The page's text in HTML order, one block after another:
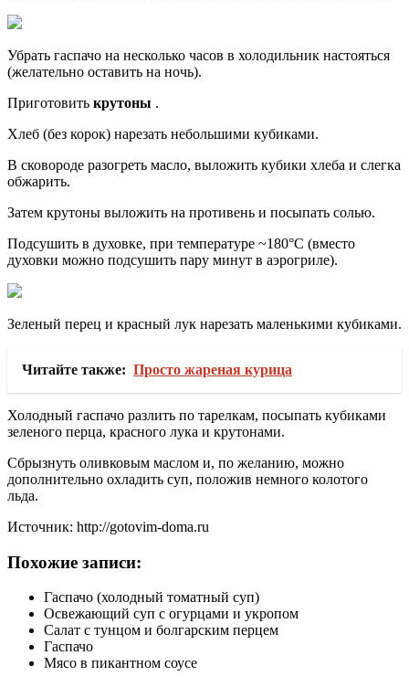
Убрать гаспачо на несколько часов в холодильник настояться
(желательно оставить на ночь).
Приготовить крутоны .
Хлеб (без корок) нарезать небольшими кубиками.
В сковороде разогреть масло, выложить кубики хлеба и слегка
обжарить.
Затем крутоны выложить на противень и посыпать солью.
Подсушить в духовке, при температуре ~180°С (вместо
духовки можно подсушить пару минут в аэрогриле).
Зеленый перец и красный лук нарезать маленькими кубиками.
Читайте также: Просто жареная курица
Холодный гаспачо разлить по тарелкам, посыпать кубиками
зеленого перца, красного лука и крутонами.
Сбрызнуть оливковым маслом и, по желанию, можно
дополнительно охладить суп, положив немного колотого
льда.
Источник: http://gotovim-doma.ru
Похожие записи:
Гаспачо (холодный томатный суп)
Освежающий суп с огурцами и укропом
Салат с тунцом и болгарским перцем
Гаспачо
Мясо в пикантном соусе